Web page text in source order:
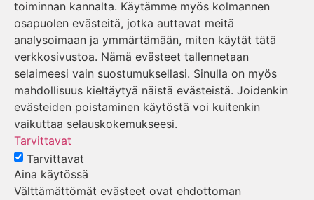
toiminnan kannalta. Käytämme myös kolmannen
osapuolen evästeitä, jotka auttavat meitä
analysoimaan ja ymmärtämään, miten käytät tätä
verkkosivustoa. Nämä evästeet tallennetaan
selaimeesi vain suostumuksellasi. Sinulla on myös
mahdollisuus kieltäytyä näistä evästeistä. Joidenkin
evästeiden poistaminen käytöstä voi kuitenkin
vaikuttaa selauskokemukseesi.
Tarvittavat
Tarvittavat
Aina käytössä
Välttämättömät evästeet ovat ehdottoman